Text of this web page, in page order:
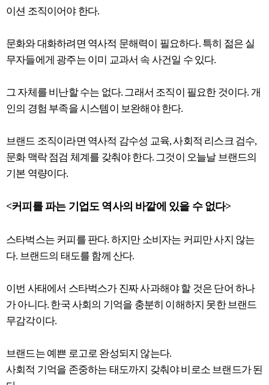
이션 조직이어야 한다.
문화와 대화하려면 역사적 문해력이 필요하다. 특히 젊은 실
무자들에게 광주는 이미 교과서 속 사건일 수 있다.
그 자체를 비난할 수는 없다. 그래서 조직이 필요한 것이다. 개
인의 경험 부족을 시스템이 보완해야 한다.
브랜드 조직이라면 역사적 감수성 교육, 사회적 리스크 검수,
문화 맥락 점검 체계를 갖춰야 한다. 그것이 오늘날 브랜드의
기본 역량이다.
<커피를 파는 기업도 역사의 바깥에 있을 수 없다>
스타벅스는 커피를 판다. 하지만 소비자는 커피만 사지 않는
다. 브랜드의 태도를 함께 산다.
이번 사태에서 스타벅스가 진짜 사과해야 할 것은 단어 하나
가 아니다. 한국 사회의 기억을 충분히 이해하지 못한 브랜드
무감각이다.
브랜드는 예쁜 로고로 완성되지 않는다.
사회적 기억을 존중하는 태도까지 갖춰야 비로소 브랜드가 된